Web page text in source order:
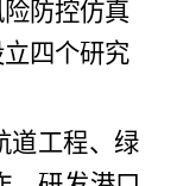
防控仿真
四个研究
道工程、绿